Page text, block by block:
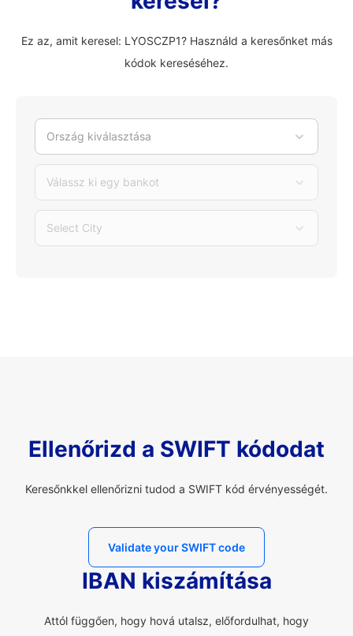
Ez az, amit keresel: LYOSCZP1? Használd a keresőnket más
kódok kereséséhez.
Ország kiválasztása
Válassz ki egy bankot
Select City
Ellenőrizd a SWIFT kódodat
Keresőnkkel ellenőrizni tudod a SWIFT kód érvényességét.
Validate your SWIFT code
IBAN kiszámítása
Attól függően, hogy hová utalsz, előfordulhat, hogy